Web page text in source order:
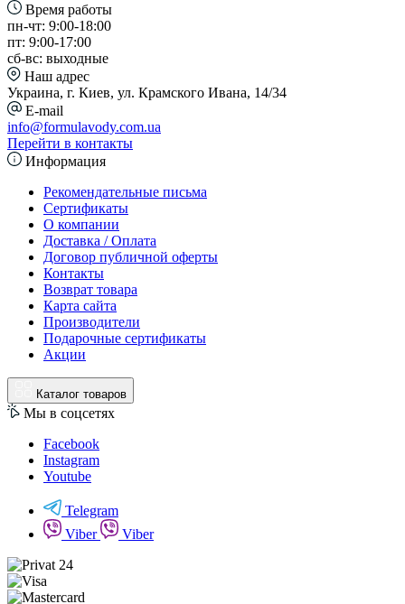
Время работы
пн-чт: 9:00-18:00
пт: 9:00-17:00
сб-вс: выходные
Наш адрес
Украина, г. Киев, ул. Крамского Ивана, 14/34
E-mail
info@formulavody.com.ua
Перейти в контакты
Информация
Рекомендательные письма
Сертификаты
О компании
Доставка / Оплата
Договор публичной оферты
Контакты
Возврат товара
Карта сайта
Производители
Подарочные сертификаты
Акции
Каталог товаров
Мы в соцсетях
Facebook
Instagram
Youtube
Telegram
Viber
Viber